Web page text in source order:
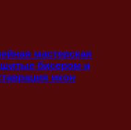
мастерская
бисером и
икон